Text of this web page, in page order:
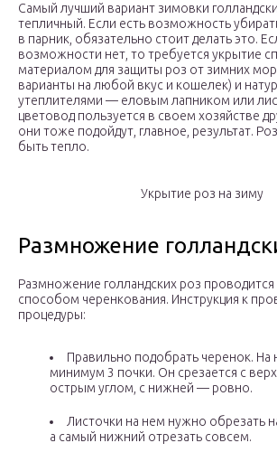
Самый лучший вариант зимовки
тепличный. Если есть возможность
в парник, обязательно стоит делать это.
возможности нет, то требуется укрытие
материалом для защиты роз от зимних
варианты на любой вкус и кошелек) и
утеплителями — еловым лапником или
цветовод пользуется в своем хозяйстве
они тоже подойдут, главное, результат.
быть тепло.
Укрытие роз на зиму
Размножение
Размножение голландских роз
способом черенкования. Инструкция к
процедуры:
Правильно подобрать черенок.
минимум 3 почки. Он срезается с
острым углом, с нижней — ровно.
Листочки на нем нужно обрезать
а самый нижний отрезать совсем.